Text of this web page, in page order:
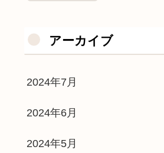
アーカイブ
2024年7月
2024年6月
2024年5月